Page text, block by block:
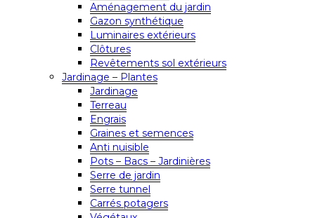
Aménagement du jardin
Gazon synthétique
Luminaires extérieurs
Clôtures
Revêtements sol extérieurs
Jardinage – Plantes
Jardinage
Terreau
Engrais
Graines et semences
Anti nuisible
Pots – Bacs – Jardinières
Serre de jardin
Serre tunnel
Carrés potagers